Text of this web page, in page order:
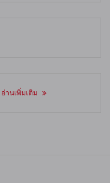
อ่านเพิ่มเติม